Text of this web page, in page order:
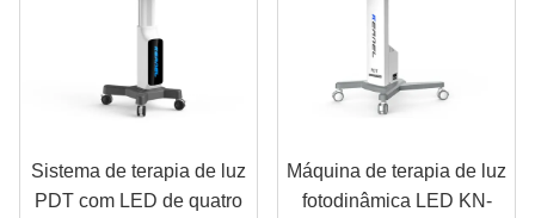
Sistema de terapia de luz
PDT com LED de quatro
Máquina de terapia de luz
fotodinâmica LED KN-